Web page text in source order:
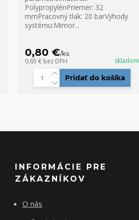
PolypropylénPriemer: 32
mmPracovný tlak: 20 barVýhody
systému:Mimor...
0,80 €/ks
0,65 € bez DPH skladom
Pridať do košíka
INFORMÁCIE PRE
ZÁKAZNÍKOV
O nás